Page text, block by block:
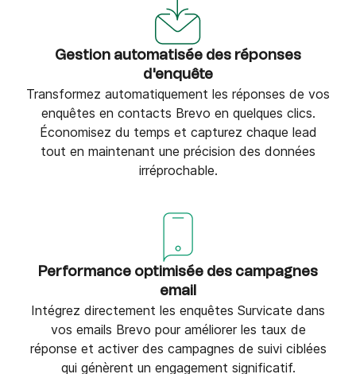
Gestion automatisée des réponses
d'enquête
Transformez automatiquement les réponses de vos
enquêtes en contacts Brevo en quelques clics.
Économisez du temps et capturez chaque lead
tout en maintenant une précision des données
irréprochable.
Performance optimisée des campagnes
email
Intégrez directement les enquêtes Survicate dans
vos emails Brevo pour améliorer les taux de
réponse et activer des campagnes de suivi ciblées
qui génèrent un engagement significatif.